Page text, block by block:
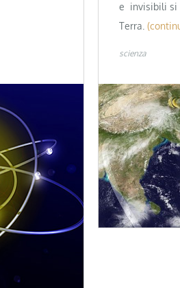
e invisibili si
Terra.
scienza